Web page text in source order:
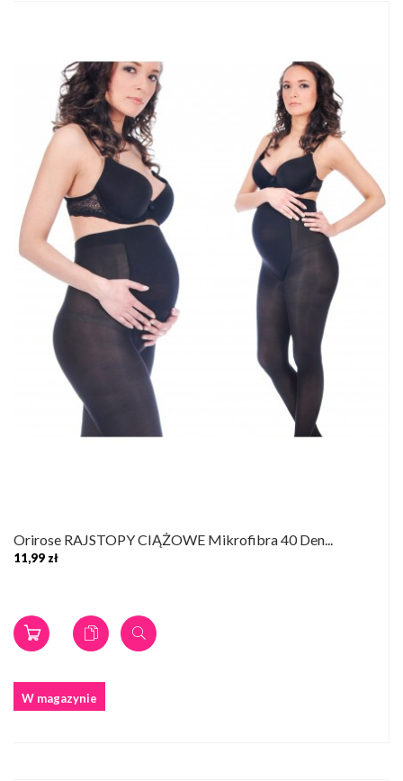
Orirose RAJSTOPY CIĄŻOWE Mikrofibra 40 Den...
11,99 zł
W magazynie